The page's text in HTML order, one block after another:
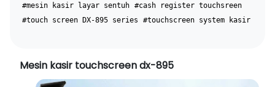
#mesin kasir layar sentuh #cash register touchsreen
#touch screen DX-895 series
#touchscreen system kasir
Mesin kasir touchscreen dx-895